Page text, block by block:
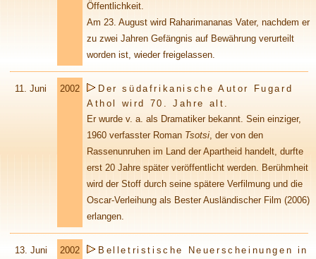
Öffentlichkeit.
Am 23. August wird Raharimananas Vater, nachdem er
zu zwei Jahren Gefängnis auf Bewährung verurteilt
worden ist, wieder freigelassen.
11. Juni 2002
Der südafrikanische Autor Fugard
Athol wird 70. Jahre alt.
Er wurde v. a. als Dramatiker bekannt. Sein einziger,
1960 verfasster Roman Tsotsi, der von den
Rassenunruhen im Land der Apartheid handelt, durfte
erst 20 Jahre später veröffentlicht werden. Berühmheit
wird der Stoff durch seine spätere Verfilmung und die
Oscar-Verleihung als Bester Ausländischer Film (2006)
erlangen.
13. Juni 2002
Belletristische Neuerscheinungen in